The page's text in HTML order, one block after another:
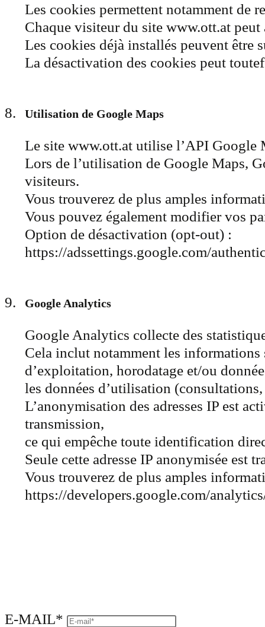
Les cookies permettent notamment de
Chaque visiteur du site www.ott.at peut
Les cookies déjà installés peuvent être
La désactivation des cookies peut
Utilisation de Google Maps
Le site www.ott.at utilise l’API Google
Lors de l’utilisation de Google Maps,
visiteurs.
Vous trouverez de plus amples
Vous pouvez également modifier vos
Option de désactivation (opt-out) :
https://adssettings.google.com/
Google Analytics
Google Analytics collecte des
Cela inclut notamment les informations
d’exploitation, horodatage et/ou
les données d’utilisation
L’anonymisation des adresses IP est
transmission,
ce qui empêche toute identification
Seule cette adresse IP anonymisée est
Vous trouverez de plus amples
https://developers.google.com/
E-MAIL*